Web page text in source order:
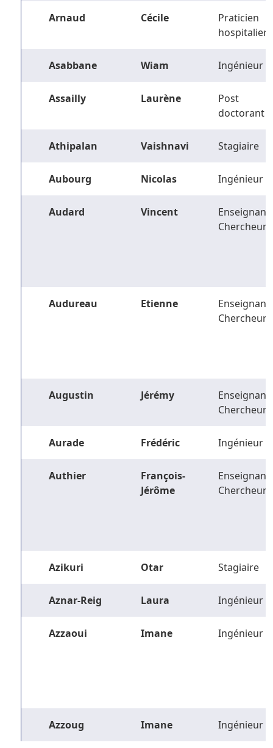
Arnaud Cécile
Praticien
hospitalier
Asabbane Wiam Ingénieur
Assailly Laurène
Post
doctorant
Athipalan Vaishnavi Stagiaire
Aubourg Nicolas Ingénieur
Audard Vincent
Enseignant-
Chercheur
Audureau Etienne
Enseignant-
Chercheur
Augustin Jérémy
Enseignant-
Chercheur
Aurade Frédéric Ingénieur
Authier
François-
Jérôme
Enseignant-
Chercheur
Azikuri Otar Stagiaire
Aznar-Reig Laura Ingénieur
Azzaoui Imane Ingénieur
Azzoug Imane Ingénieur